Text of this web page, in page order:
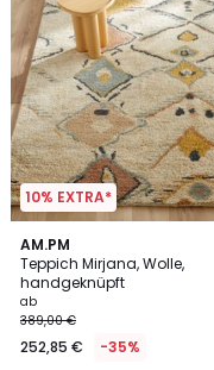
10% EXTRA*
AM.PM
Teppich Mirjana, Wolle,
handgeknüpft
ab
389,00 €
252,85 € -35%
4,1
/ 5